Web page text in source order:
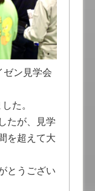
ゼン見学会
た。
たが、見学
を超えて大
とうござい